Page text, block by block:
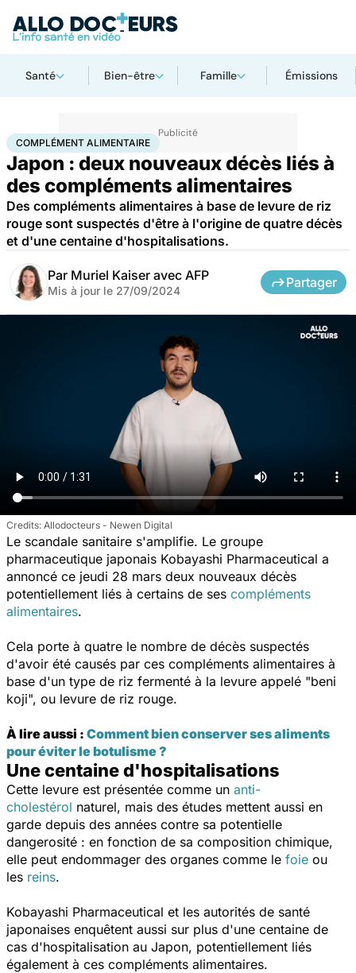
Santé Bien-être Famille Émissions
AccueilBien-êtreNutritionComplément alimentaire
COMPLÉMENT ALIMENTAIRE
Japon : deux nouveaux décès liés à
des compléments alimentaires
Des compléments alimentaires à base de levure de riz
rouge sont suspectés d'être à l'origine de quatre décès
et d'une centaine d'hospitalisations.
Par Muriel Kaiser avec AFP
Mis à jour le 27/09/2024
Partager
Allodocteurs - Newen Digital
Le scandale sanitaire s'amplifie. Le groupe
pharmaceutique japonais Kobayashi Pharmaceutical a
annoncé ce jeudi 28 mars deux nouveaux décès
potentiellement liés à certains de ses compléments
alimentaires.
Cela porte à quatre le nombre de décès suspectés
d'avoir été causés par ces compléments alimentaires à
base d'un type de riz fermenté à la levure appelé "beni
koji", ou levure de riz rouge.
À lire aussi : Comment bien conserver ses aliments
pour éviter le botulisme ?
Une centaine d'hospitalisations
Cette levure est présentée comme un anti-
cholestérol naturel, mais des études mettent aussi en
garde depuis des années contre sa potentielle
dangerosité : en fonction de sa composition chimique,
elle peut endommager des organes comme le foie ou
les reins.
Kobayashi Pharmaceutical et les autorités de santé
japonaises enquêtent aussi sur plus d'une centaine de
cas d'hospitalisation au Japon, potentiellement liés
également à ces compléments alimentaires.